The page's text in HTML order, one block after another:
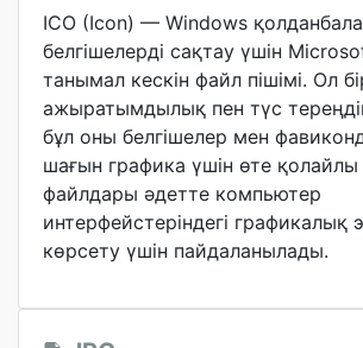
ICO (Icon) — Windows
белгішелерді сақтау үшін
танымал кескін файл пішімі. Ол
ажыратымдылық пен түс
бұл оны белгішелер мен
шағын графика үшін өте қолайлы
файлдары әдетте компьютер
интерфейстеріндегі графикалық
көрсету үшін пайдаланылады.